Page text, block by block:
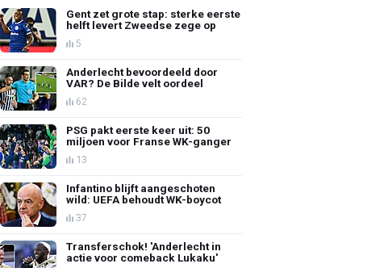
Gent zet grote stap: sterke eerste
helft levert Zweedse zege op
5
Anderlecht bevoordeeld door
VAR? De Bilde velt oordeel
62
PSG pakt eerste keer uit: 50
miljoen voor Franse WK-ganger
13
Infantino blijft aangeschoten
wild: UEFA behoudt WK-boycot
37
Transferschok! 'Anderlecht in
actie voor comeback Lukaku'